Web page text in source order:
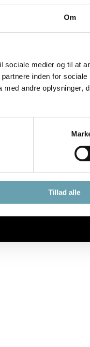
Om
sociale medier og til at
inden for sociale
andre oplysninger,
Tillad alle
Derfor er jeres
de bedste rammer i
da de
.
så I får mest
dage